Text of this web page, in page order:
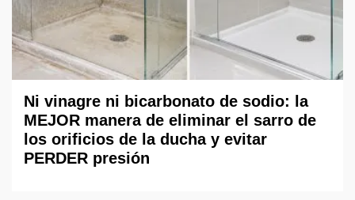
Ni vinagre ni bicarbonato de sodio: la
MEJOR manera de eliminar el sarro de
los orificios de la ducha y evitar
PERDER presión